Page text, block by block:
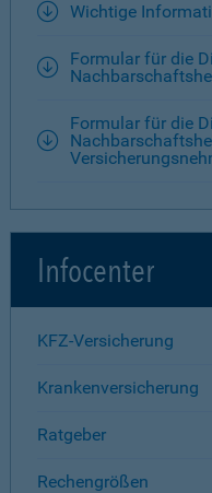
Wichtige
Formular für die
Formular für die
Infocenter
KFZ-Versicherung
Krankenversicherung
Ratgeber
Rechengrößen